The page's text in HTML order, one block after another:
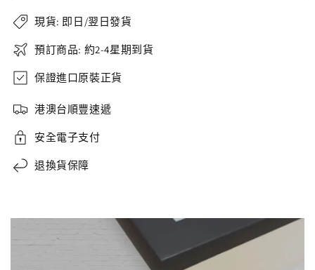
現貨: 即日/翌日發貨
預訂商品: 約2-4星期到貨
保證進口原裝正貨
港澳台順豐速遞
安全電子支付
退換貨保障